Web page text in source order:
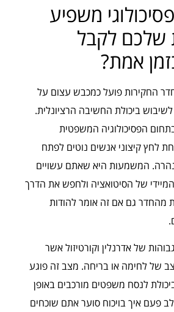
משפיע
שלכם לקבל
אמת?
החקירות פועל כמכבש עצום על
ביכולת החשיבה הרציונלית.
הפסיכולוגיה המשפטית
לחץ קיצוני אנשים נוטים לפתח
המשמעות היא שאתם עשויים
של הסיטואציה ולחפש את הדרך
מהחדר גם אם זה אומר להודות
של אדרנלין וקורטיזול אשר
של לחימה או בריחה. מצב זה פוגע
לנסח משפטים מורכבים באופן
פעם איך בויכוח סוער אתם שוכחים